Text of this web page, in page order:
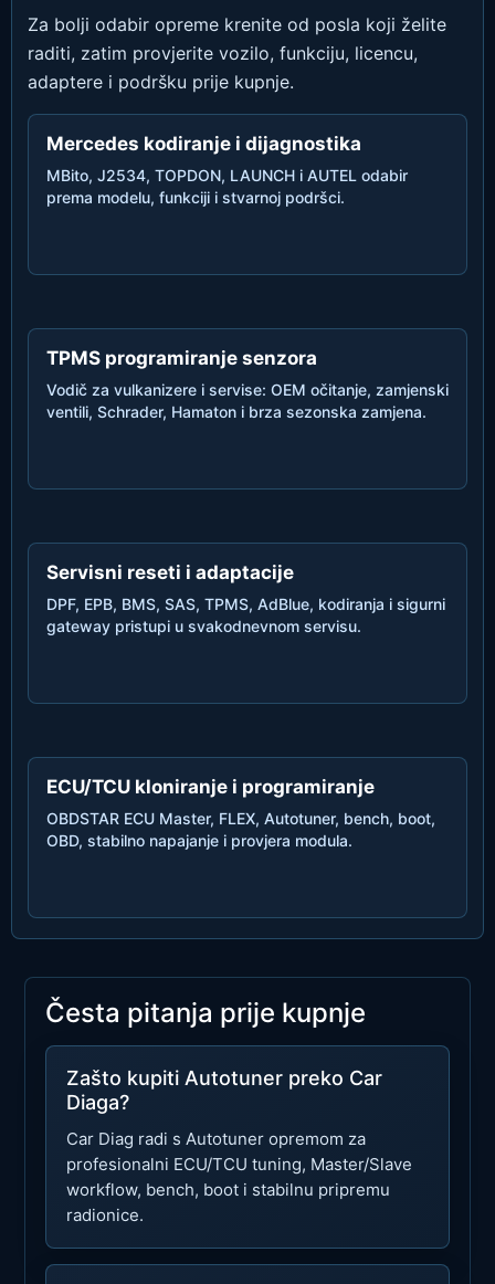
Za bolji odabir opreme krenite od posla koji želite
raditi, zatim provjerite vozilo, funkciju, licencu,
adaptere i podršku prije kupnje.
Mercedes kodiranje i dijagnostika
MBito, J2534, TOPDON, LAUNCH i AUTEL odabir
prema modelu, funkciji i stvarnoj podršci.
TPMS programiranje senzora
Vodič za vulkanizere i servise: OEM očitanje, zamjenski
ventili, Schrader, Hamaton i brza sezonska zamjena.
Servisni reseti i adaptacije
DPF, EPB, BMS, SAS, TPMS, AdBlue, kodiranja i sigurni
gateway pristupi u svakodnevnom servisu.
ECU/TCU kloniranje i programiranje
OBDSTAR ECU Master, FLEX, Autotuner, bench, boot,
OBD, stabilno napajanje i provjera modula.
Česta pitanja prije kupnje
Zašto kupiti Autotuner preko Car
Diaga?
Car Diag radi s Autotuner opremom za
profesionalni ECU/TCU tuning, Master/Slave
workflow, bench, boot i stabilnu pripremu
radionice.